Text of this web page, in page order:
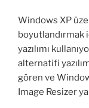
Windows XP
boyutlandırmak
yazılımı
alternatifi
gören ve
Image Resizer